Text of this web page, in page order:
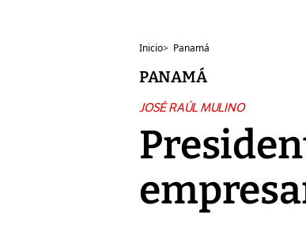
Inicio> Panamá
PANAMÁ
JOSÉ RAÚL MULINO